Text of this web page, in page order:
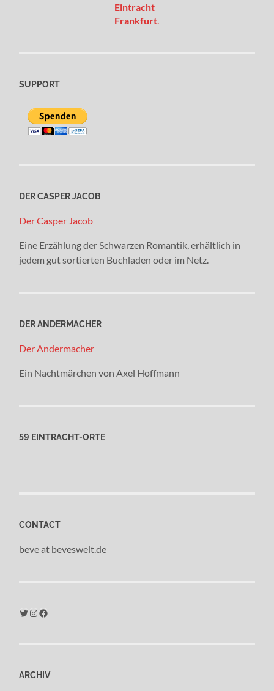
Eintracht
Frankfurt
SUPPORT
DER CASPER JACOB
Der Casper Jacob
Eine Erzählung der Schwarzen Romantik, erhältlich in
jedem gut sortierten Buchladen oder im Netz.
DER ANDERMACHER
Der Andermacher
Ein Nachtmärchen von Axel Hoffmann
59 EINTRACHT-ORTE
CONTACT
beve at beveswelt.de
Twitter Instagram Facebook
ARCHIV